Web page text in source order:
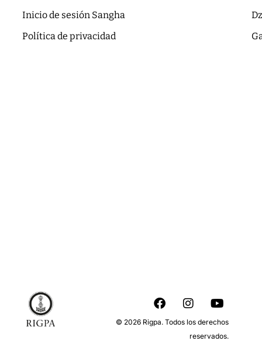
Inicio de sesión Sangha
Política de privacidad
© 2026 Rigpa. Todos los derechos
reservados.